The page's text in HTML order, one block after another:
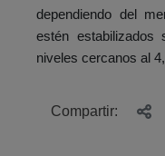
dependiendo del
estén estabilizados
niveles cercanos al
Compartir: